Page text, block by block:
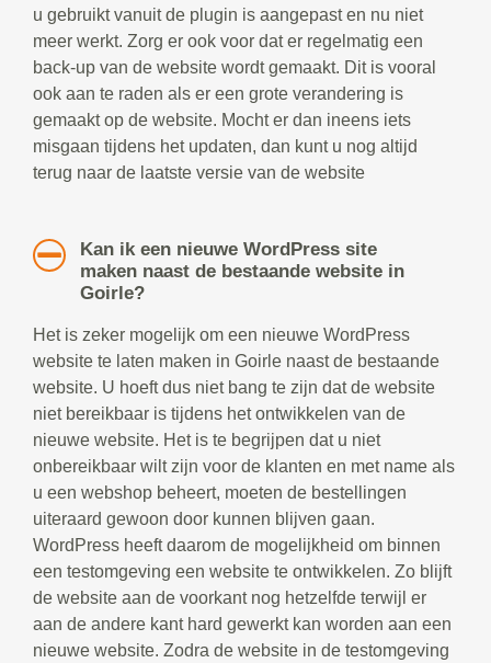
u gebruikt vanuit de plugin is aangepast en nu niet
meer werkt. Zorg er ook voor dat er regelmatig een
back-up van de website wordt gemaakt. Dit is vooral
ook aan te raden als er een grote verandering is
gemaakt op de website. Mocht er dan ineens iets
misgaan tijdens het updaten, dan kunt u nog altijd
terug naar de laatste versie van de website
Kan ik een nieuwe WordPress site
maken naast de bestaande website in
Goirle?
Het is zeker mogelijk om een nieuwe WordPress
website te laten maken in Goirle naast de bestaande
website. U hoeft dus niet bang te zijn dat de website
niet bereikbaar is tijdens het ontwikkelen van de
nieuwe website. Het is te begrijpen dat u niet
onbereikbaar wilt zijn voor de klanten en met name als
u een webshop beheert, moeten de bestellingen
uiteraard gewoon door kunnen blijven gaan.
WordPress heeft daarom de mogelijkheid om binnen
een testomgeving een website te ontwikkelen. Zo blijft
de website aan de voorkant nog hetzelfde terwijl er
aan de andere kant hard gewerkt kan worden aan een
nieuwe website. Zodra de website in de testomgeving